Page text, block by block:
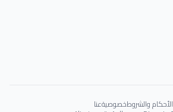
الأحكام والشروطخصوصيةعنا